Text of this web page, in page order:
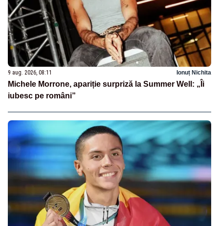
9 aug. 2026, 08:11 Ionuț Nichita
Michele Morrone, apariție surpriză la Summer Well: „Îi
iubesc pe români”